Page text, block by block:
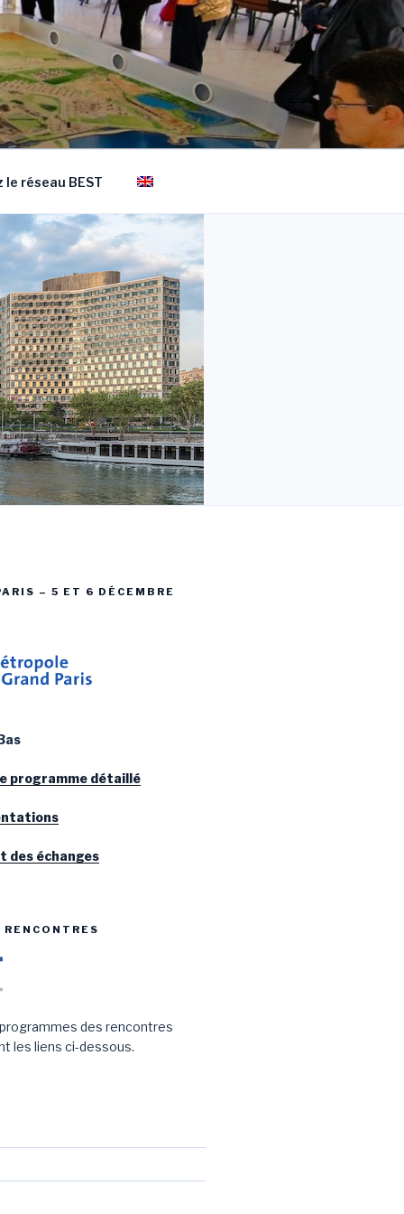
le réseau BEST
– 5 ET 6 DÉCEMBRE
programme détaillé
des échanges
des rencontres
les liens ci-dessous.